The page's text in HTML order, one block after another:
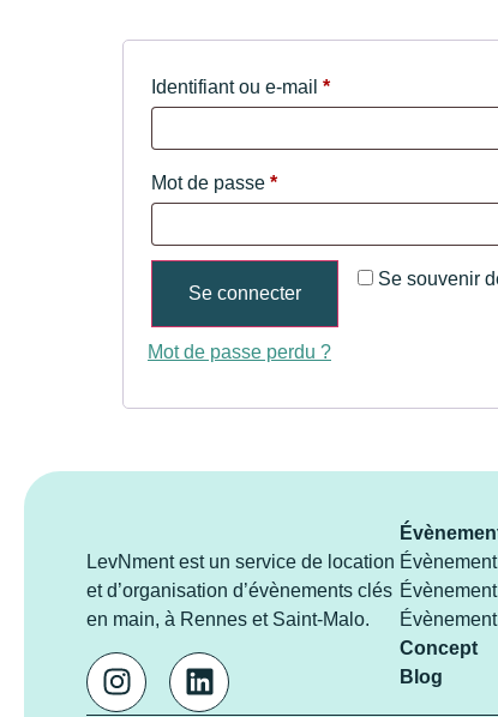
Identifiant ou e-mail *
Mot de passe *
Se souvenir
Se connecter
Mot de passe perdu ?
LevNment est un service de location
et d’organisation d’évènements clés
en main, à Rennes et Saint-Malo.
Concept
Blog